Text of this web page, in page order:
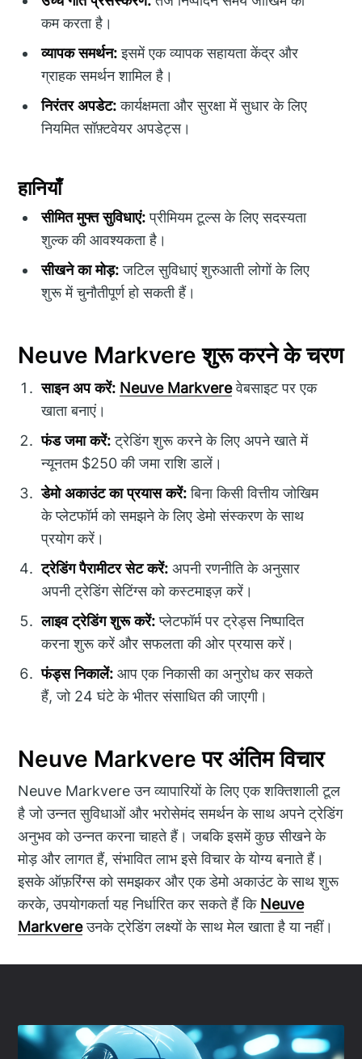
कम करता है।
व्यापक समर्थन:इसमें एक व्यापक सहायता केंद्र और
ग्राहक समर्थन शामिल है।
निरंतर अपडेट:कार्यक्षमता और सुरक्षा में सुधार के लिए
नियमित सॉफ़्टवेयर अपडेट्स।
हानियाँ
सीमित मुफ्त सुविधाएं:प्रीमियम टूल्स के लिए सदस्यता
शुल्क की आवश्यकता है।
सीखने का मोड़:जटिल सुविधाएं शुरुआती लोगों के लिए
शुरू में चुनौतीपूर्ण हो सकती हैं।
Neuve Markvere शुरू करने के चरण
साइन अप करें: Neuve Markvereवेबसाइट पर एक
खाता बनाएं।
फंड जमा करें:ट्रेडिंग शुरू करने के लिए अपने खाते में
न्यूनतम $250 की जमा राशि डालें।
डेमो अकाउंट का प्रयास करें:बिना किसी वित्तीय जोखिम
के प्लेटफॉर्म को समझने के लिए डेमो संस्करण के साथ
प्रयोग करें।
ट्रेडिंग पैरामीटर सेट करें: अपनी रणनीति के अनुसार
अपनी ट्रेडिंग सेटिंग्स को कस्टमाइज़ करें।
लाइव ट्रेडिंग शुरू करें:प्लेटफॉर्म पर ट्रेड्स निष्पादित
करना शुरू करें और सफलता की ओर प्रयास करें।
फंड्स निकालें: आप एक निकासी का अनुरोध कर सकते
हैं, जो 24 घंटे के भीतर संसाधित की जाएगी।
Neuve Markvere पर अंतिम विचार
Neuve Markvere उन व्यापारियों के लिए एक शक्तिशाली टूल
है जो उन्नत सुविधाओं और भरोसेमंद समर्थन के साथ अपने ट्रेडिंग
अनुभव को उन्नत करना चाहते हैं। जबकि इसमें कुछ सीखने के
मोड़ और लागत हैं, संभावित लाभ इसे विचार के योग्य बनाते हैं।
इसके ऑफ़रिंग्स को समझकर और एक डेमो अकाउंट के साथ शुरू
करके, उपयोगकर्ता यह निर्धारित कर सकते हैं कि Neuve
Markvereउनके ट्रेडिंग लक्ष्यों के साथ मेल खाता है या नहीं।